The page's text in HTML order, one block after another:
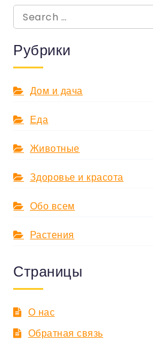
записям
Search
for:
Рубрики
Дом и дача
Еда
Животные
Здоровье и красота
Обо всем
Растения
Страницы
О нас
Обратная связь